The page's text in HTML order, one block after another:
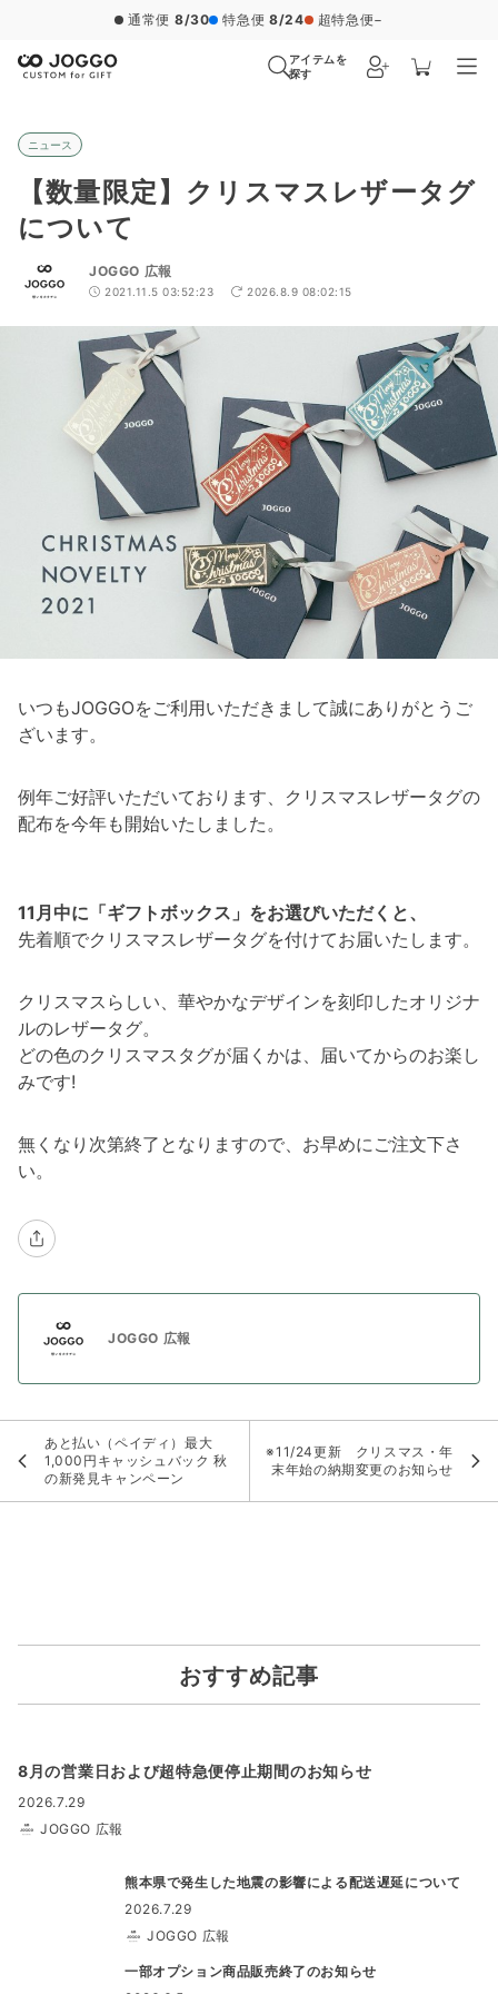
通常便 8/30 特急便 8/24 超特急便−
アイテムを
探す
ニュース
【数量限定】クリスマスレザータグ
について
JOGGO 広報
2021.11.5 03:52:23 2026.8.9 08:02:15
いつもJOGGOをご利用いただきまして誠にありがとうご
ざいます。
例年ご好評いただいております、クリスマスレザータグの
配布を今年も開始いたしました。
11月中に「ギフトボックス」をお選びいただくと、
先着順でクリスマスレザータグを付けてお届いたします。
クリスマスらしい、華やかなデザインを刻印したオリジナ
ルのレザータグ。
どの色のクリスマスタグが届くかは、届いてからのお楽し
みです!
無くなり次第終了となりますので、お早めにご注文下さ
い。
JOGGO 広報
あと払い（ペイディ）最大
1,000円キャッシュバック 秋
の新発見キャンペーン
※11/24更新 クリスマス・年
末年始の納期変更のお知らせ
おすすめ記事
8月の営業日および超特急便停止期間のお知らせ
2026.7.29
JOGGO 広報
熊本県で発生した地震の影響による配送遅延について
2026.7.29
JOGGO 広報
一部オプション商品販売終了のお知らせ